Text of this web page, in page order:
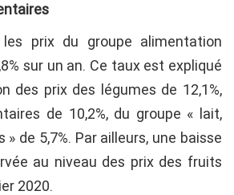
prix du groupe alimentation
sur un an. Ce taux est expliqué
des prix des légumes de 12,1%,
de 10,2%, du groupe « lait,
de 5,7%. Par ailleurs, une baisse
au niveau des prix des fruits
2020.